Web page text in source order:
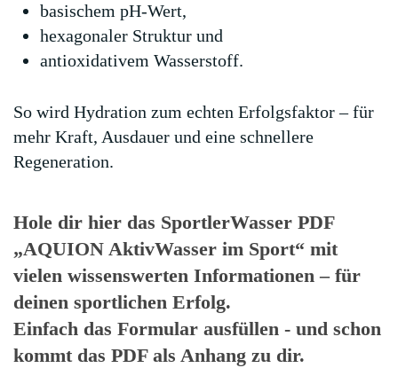
basischem pH-Wert,
hexagonaler Struktur und
antioxidativem Wasserstoff.
So wird Hydration zum echten Erfolgsfaktor – für
mehr Kraft, Ausdauer und eine schnellere
Regeneration.
Hole dir hier das SportlerWasser PDF
„AQUION AktivWasser im Sport“ mit
vielen wissenswerten Informationen – für
deinen sportlichen Erfolg.
Einfach das Formular ausfüllen - und schon
kommt das PDF als Anhang zu dir.